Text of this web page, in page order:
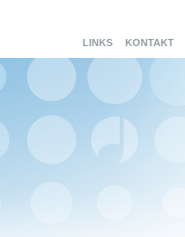
LINKS KONTAKT